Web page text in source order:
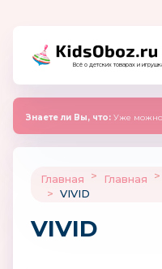
Всё о детских товарах и
Знаете ли Вы, что: Уже можно
Главная > Главная >
> VIVID
VIVID